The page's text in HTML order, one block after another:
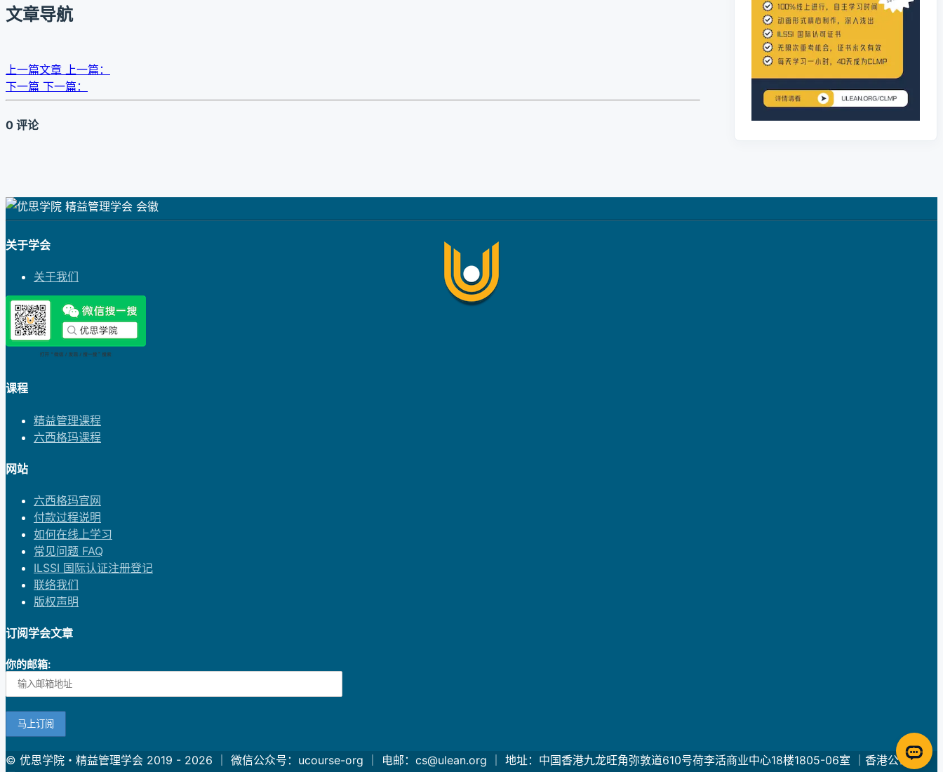
文章导航
上一篇文章 上一篇：
下一篇 下一篇：
0 评论
关于学会
关于我们
课程
精益管理课程
六西格玛课程
网站
六西格玛官网
付款过程说明
如何在线上学习
常见问题 FAQ
ILSSI 国际认证注册登记
联络我们
版权声明
订阅学会文章
你的邮箱:
© 优思学院・精益管理学会 2019 - 2026 ｜ 微信公众号：ucourse-org ｜ 电邮：cs@ulean.org ｜ 地址：中国香港九龙旺角弥敦道610号荷李活商业中心18楼1805-06室 ｜香港公司编